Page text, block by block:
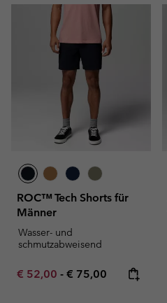
ROC™ Tech Shorts für
Männer
Wasser- und
schmutzabweisend
Minimum sale price:
€ 52,00 - Maximum price:
€ 75,00